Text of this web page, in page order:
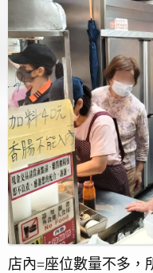
店內=座位數量不多，